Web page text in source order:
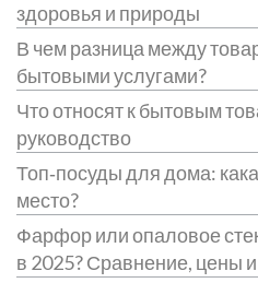
здоровья и природы
В чем разница между
бытовыми услугами?
Что относят к бытовым
руководство
Топ‑посуды для дома:
место?
Фарфор или опаловое
в 2025? Сравнение, цены